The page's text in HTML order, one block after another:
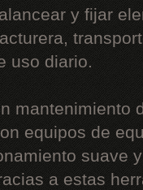
y fijar
uso diario.
mantenimiento
equipos de
suave
a estas